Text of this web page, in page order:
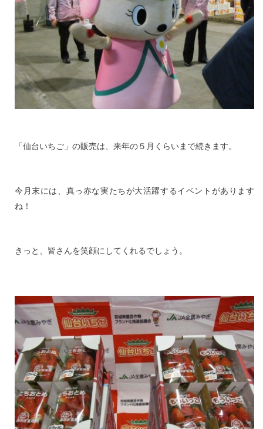
「仙台いちご」の販売は、来年の５月くらいまで続きます。
今月末には、真っ赤な実たちが大活躍するイベントがあります
ね！
きっと、皆さんを笑顔にしてくれるでしょう。